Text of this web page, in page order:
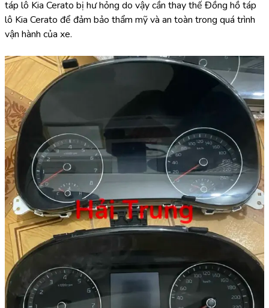
táp lô Kia Cerato bị hư hỏng do vậy cần thay thế Đồng hồ táp
lô Kia Cerato để đảm bảo thẩm mỹ và an toàn trong quá trình
vận hành của xe.